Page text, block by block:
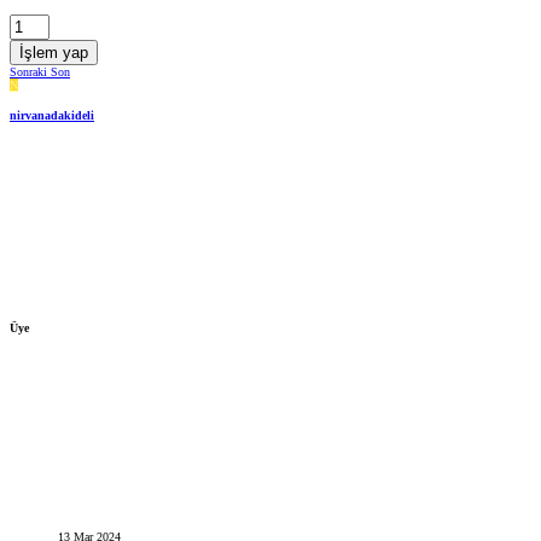
İşlem yap
Sonraki Son
N
nirvanadakideli
Üye
13 Mar 2024